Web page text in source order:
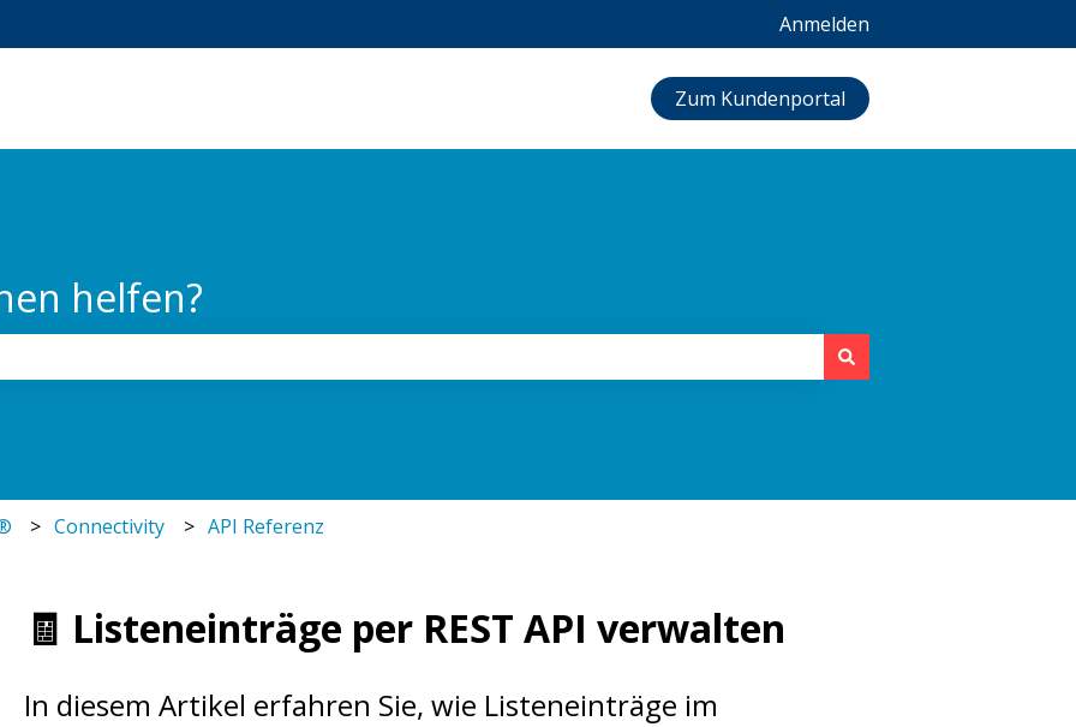
anzeigen Anmelden
Zum Kundenportal
helfen?
Connectivity API Referenz
🧾 Listeneinträge per REST API verwalten
In diesem Artikel erfahren Sie, wie Listeneinträge im